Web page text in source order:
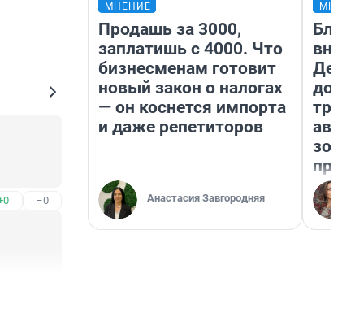
–0
МНЕНИЕ
Продашь за 3000,
заплатишь с 4000. Что
бизнесменам готовит
новый закон о налогах
— он коснется импорта
и даже репетиторов
Анастасия Завгородняя